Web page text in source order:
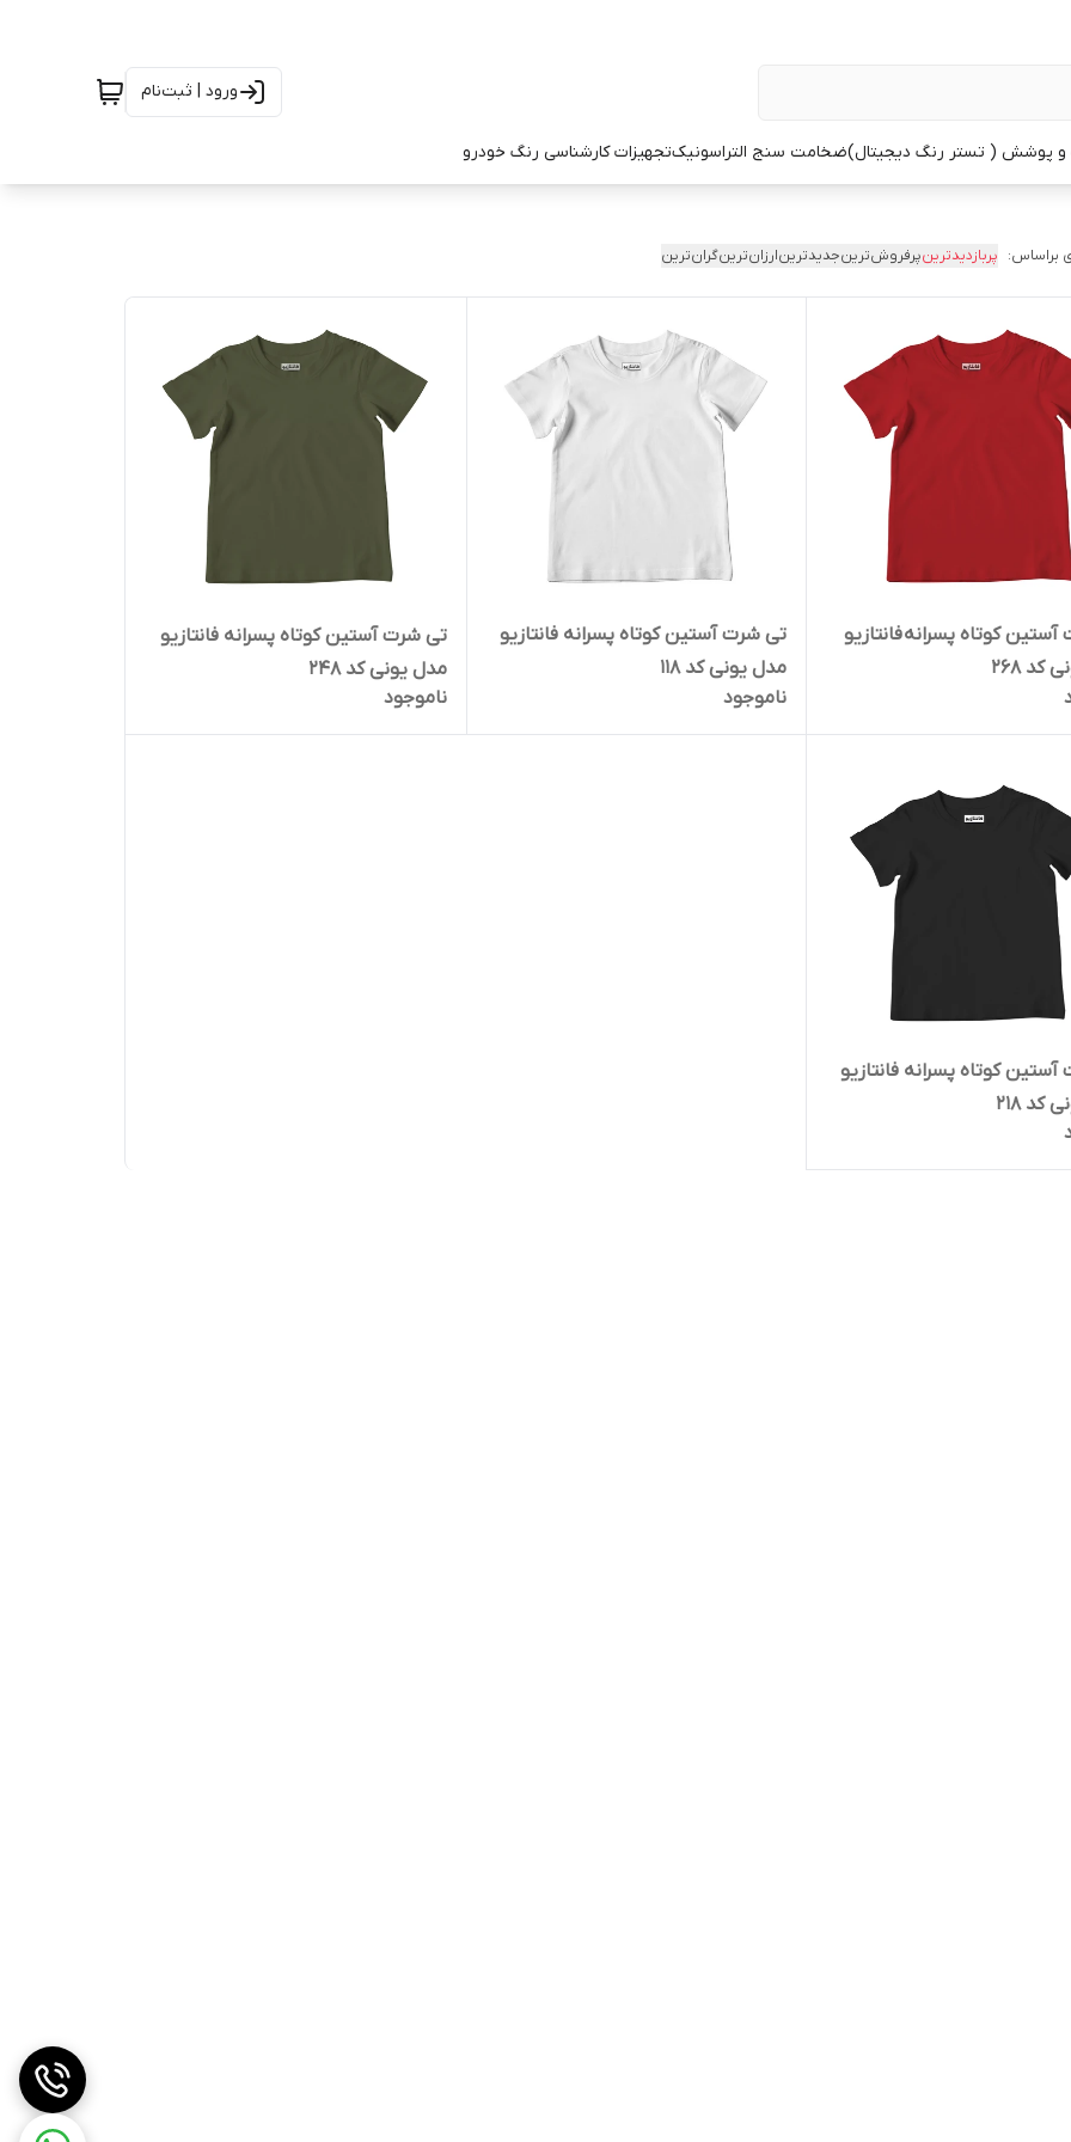
ورود | ثبت‌نام
پوشش ( تستر رنگ دیجیتال)ضخامت سنج التراسونیکتجهیزات کارشناسی رنگ خودرو
براساس: پربازدیدترینپرفروش‌ترینجدیدترینارزان‌ترینگران‌ترین
کوتاه پسرانه فانتازیو
کد 268
تی شرت آستین کوتاه پسرانه فانتازیو
مدل یونی کد 118
ناموجود
تی شرت آستین کوتاه پسرانه فانتازیو
مدل یونی کد 248
ناموجود
کوتاه پسرانه فانتازیو
کد 218